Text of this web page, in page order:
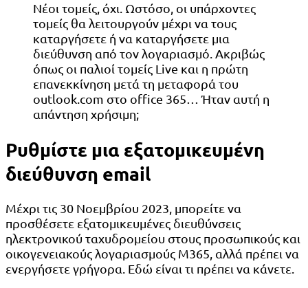
Νέοι τομείς, όχι. Ωστόσο, οι υπάρχοντες
τομείς θα λειτουργούν μέχρι να τους
καταργήσετε ή να καταργήσετε μια
διεύθυνση από τον λογαριασμό. Ακριβώς
όπως οι παλιοί τομείς Live και η πρώτη
επανεκκίνηση μετά τη μεταφορά του
outlook.com στο office 365… Ήταν αυτή η
απάντηση χρήσιμη;
Ρυθμίστε μια εξατομικευμένη
διεύθυνση email
Μέχρι τις 30 Νοεμβρίου 2023, μπορείτε να
προσθέσετε εξατομικευμένες διευθύνσεις
ηλεκτρονικού ταχυδρομείου στους προσωπικούς και
οικογενειακούς λογαριασμούς M365, αλλά πρέπει να
ενεργήσετε γρήγορα. Εδώ είναι τι πρέπει να κάνετε.